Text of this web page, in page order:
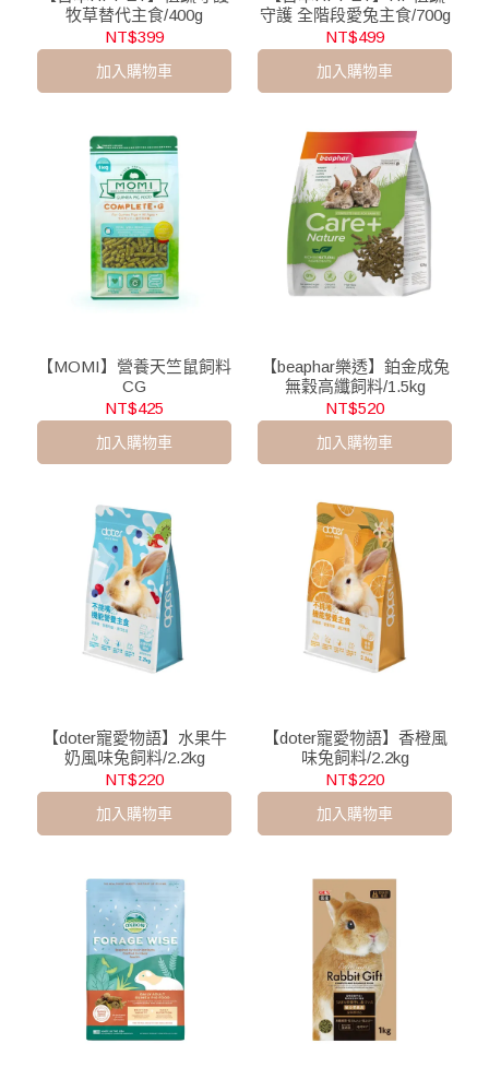
牧草替代主食/400g
NT$399
加入購物車
守護 全階段愛兔主食/700g
NT$499
加入購物車
【MOMI】營養天竺鼠飼料
CG
NT$425
加入購物車
【beaphar樂透】鉑金成兔
無穀高纖飼料/1.5kg
NT$520
加入購物車
【doter寵愛物語】水果牛
奶風味兔飼料/2.2kg
NT$220
加入購物車
【doter寵愛物語】香橙風
味兔飼料/2.2kg
NT$220
加入購物車